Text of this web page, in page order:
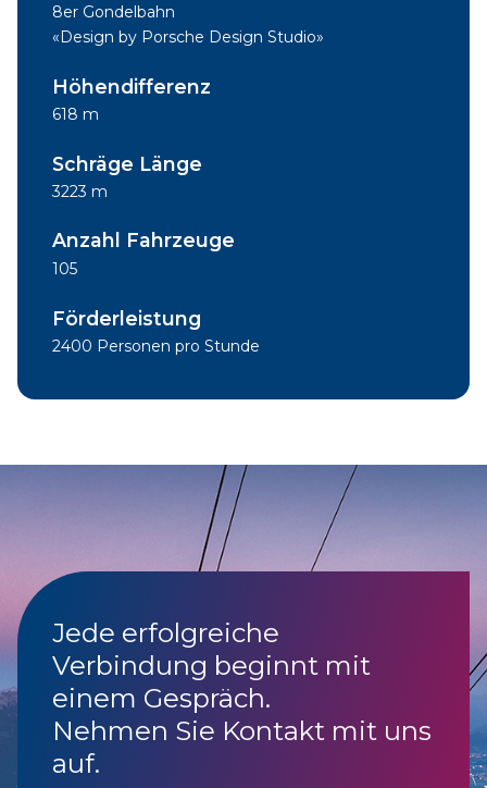
8er Gondelbahn
«Design by Porsche Design Studio»
Höhendifferenz
618 m
Schräge Länge
3223 m
Anzahl Fahrzeuge
105
Förderleistung
2400 Personen pro Stunde
Jede erfolgreiche
Verbindung beginnt mit
einem Gespräch.
Nehmen Sie Kontakt mit uns
auf.